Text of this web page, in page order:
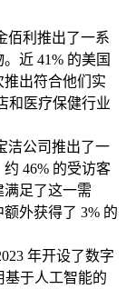
佰利推出了一系
近 41% 的美国
出符合他们实
和医疗保健行业
洁公司推出了一
46% 的受访客
足了这一需
外获得了 3% 的
年开设了数字
基于人工智能的